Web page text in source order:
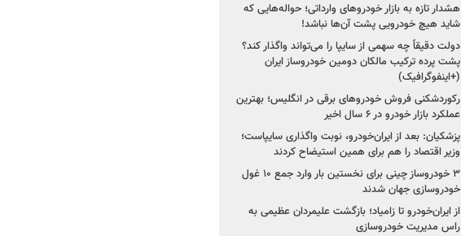
هشدار تازه به بازار خودروهای وارداتی؛ حواله‌هایی که
شاید هیچ خودرویی پشت آن‌ها نباشد!
دولت دقیقاً چه سهمی از سایپا را می‌تواند واگذار کند؟
پشت پرده ترکیب مالکان دومین خودروساز ایران
(+اینفوگرافیک)
رکوردشکنی فروش خودروهای برقی در انگلیس؛ بهترین
عملکرد بازار خودرو در ۶ سال اخیر
پزشکیان: بعد از ایران‌خودرو، نوبت واگذاری سایپاست؛
وزیر اقتصاد را هم برای همین استیضاح کردند
۳ خودروساز چینی برای نخستین بار وارد جمع ۱۰ غول
خودروسازی جهان شدند
از ایران‌خودرو تا زامیاد؛ بازگشت علیمردان عظیمی به
راس مدیریت خودروسازی